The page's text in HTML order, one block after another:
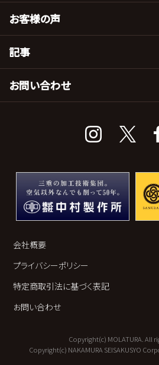
お客様の声
記事
お問い合わせ
会社概要
プライバシーポリシー
特定商取引法に基づく表記
お問い合わせ
Copyright(c) MOLATURA. All
Copyright(c) NAKAMURA SEISAKUSYO